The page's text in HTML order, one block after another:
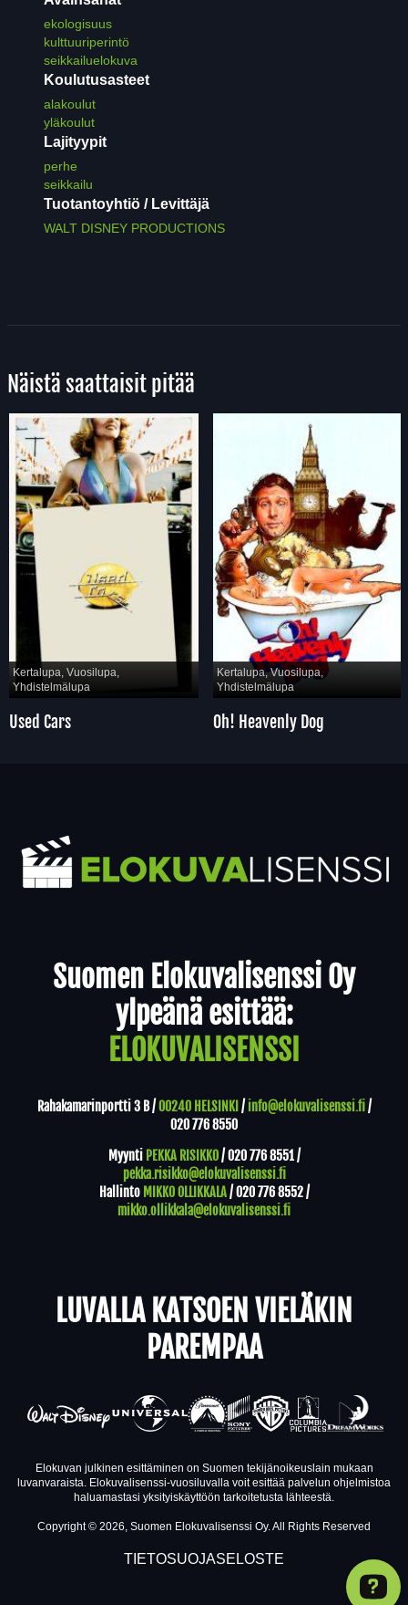
ekologisuus
kulttuuriperintö
seikkailuelokuva
Koulutusasteet
alakoulut
yläkoulut
Lajityypit
perhe
seikkailu
Tuotantoyhtiö / Levittäjä
WALT DISNEY PRODUCTIONS
Näistä saattaisit pitää
Kertalupa, Vuosilupa,
Yhdistelmälupa
Used Cars
Kertalupa, Vuosilupa,
Yhdistelmälupa
Oh! Heavenly Dog
Suomen Elokuvalisenssi Oy
ylpeänä esittää:
ELOKUVALISENSSI
Rahakamarinportti 3 B /00240 HELSINKI / info@elokuvalisenssi.fi/
020 776 8550
Myynti PEKKA RISIKKO/020 776 8551/
pekka.risikko@elokuvalisenssi.fi
Hallinto MIKKO OLLIKKALA/020 776 8552/
mikko.ollikkala@elokuvalisenssi.fi
LUVALLA KATSOEN VIELÄKIN
PAREMPAA
Elokuvan julkinen esittäminen on Suomen tekijänoikeuslain mukaan
luvanvaraista. Elokuvalisenssi-vuosiluvalla voit esittää palvelun ohjelmistoa
haluamastasi yksityiskäyttöön tarkoitetusta lähteestä.
Copyright © 2026, Suomen Elokuvalisenssi Oy. All Rights Reserved
TIETOSUOJASELOSTE